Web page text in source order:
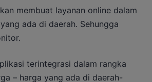
membuat layanan online dalam
ada di daerah. Sehungga
terintegrasi dalam rangka
– harga yang ada di daerah-